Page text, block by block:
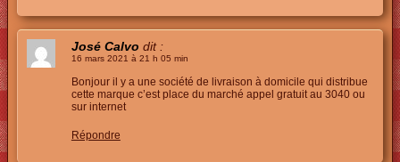
José Calvo dit :
16 mars 2021 à 21 h 05 min
Bonjour il y a une société de livraison à domicile qui distribue
cette marque c’est place du marché appel gratuit au 3040 ou
sur internet
Répondre